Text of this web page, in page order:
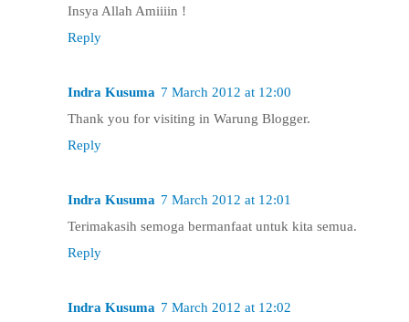
Insya Allah Amiiiin !
Reply
Indra Kusuma 7 March 2012 at 12:00
Thank you for visiting in Warung Blogger.
Reply
Indra Kusuma 7 March 2012 at 12:01
Terimakasih semoga bermanfaat untuk kita semua.
Reply
Indra Kusuma 7 March 2012 at 12:02